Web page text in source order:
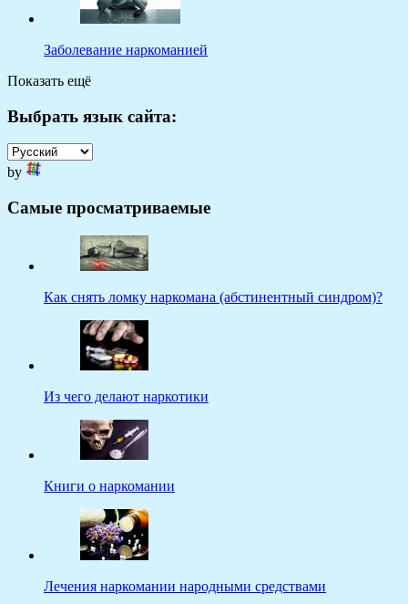
Заболевание наркоманией
Показать ещё
Выбрать язык сайта:
by
Самые просматриваемые
Как снять ломку наркомана (абстинентный синдром)?
Из чего делают наркотики
Книги о наркомании
Лечения наркомании народными средствами